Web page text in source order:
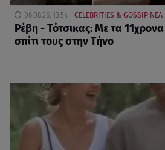
06.08.26, 13:54 CELEBRITIES & GOSSIP ΝΕΑ
Ρέβη - Τότσικας: Με τα
σπίτι τους στην Τήνο